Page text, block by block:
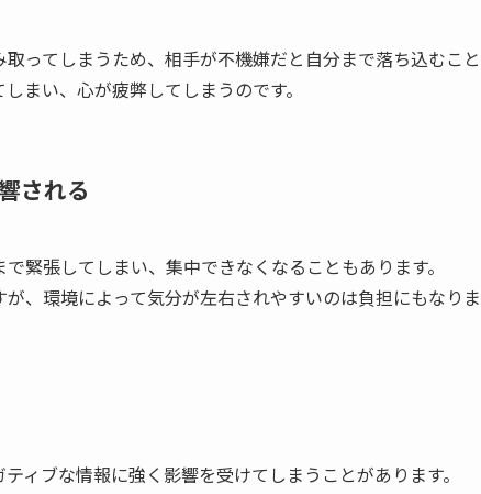
ってしまうため、相手が不機嫌だと自分まで落ち込むこと
まい、心が疲弊してしまうのです。
される
緊張してしまい、集中できなくなることもあります。
、環境によって気分が左右されやすいのは負担にもなりま
ィブな情報に強く影響を受けてしまうことがあります。